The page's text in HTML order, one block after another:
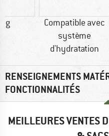
g
Compatible avec
système
d'hydratation
RENSEIGNEMENTS
FONCTIONNALITÉS
MEILLEURES VENTES